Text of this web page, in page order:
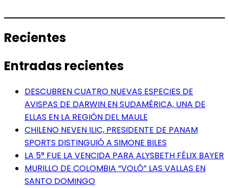
Recientes
Entradas recientes
DESCUBREN CUATRO NUEVAS ESPECIES DE
AVISPAS DE DARWIN EN SUDAMÉRICA, UNA DE
ELLAS EN LA REGIÓN DEL MAULE
CHILENO NEVEN ILIC, PRESIDENTE DE PANAM
SPORTS DISTINGUIÓ A SIMONE BILES
LA 5° FUE LA VENCIDA PARA ALYSBETH FÉLIX BAYER
MURILLO DE COLOMBIA “VOLÓ” LAS VALLAS EN
SANTO DOMINGO